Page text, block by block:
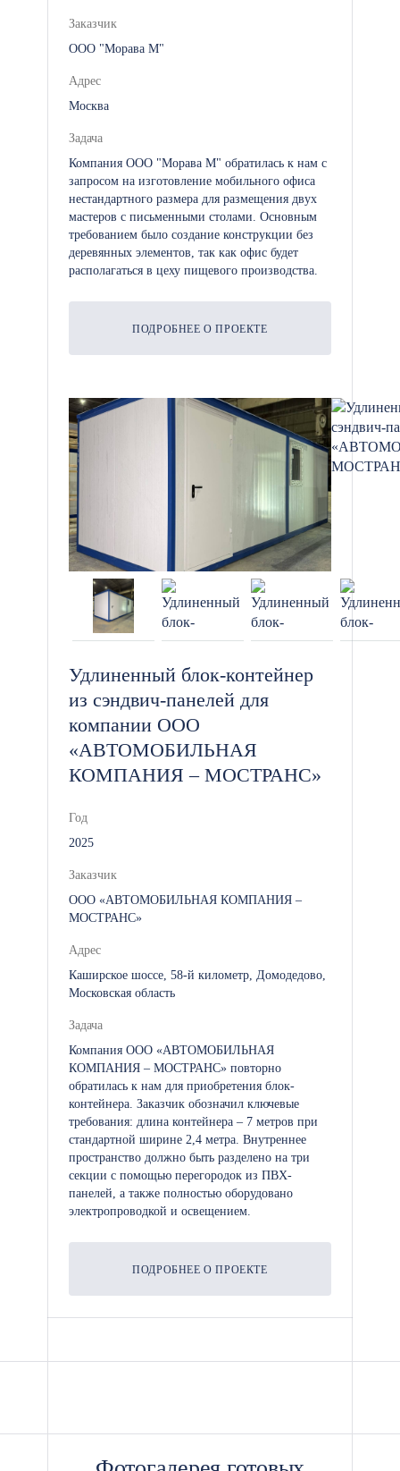
Заказчик
ООО "Морава М"
Адрес
Москва
Задача
Компания ООО "Морава М" обратилась к нам с
запросом на изготовление мобильного офиса
нестандартного размера для размещения двух
мастеров с письменными столами. Основным
требованием было создание конструкции без
деревянных элементов, так как офис будет
располагаться в цеху пищевого производства.
ПОДРОБНЕЕ О ПРОЕКТЕ
Удлиненный блок-контейнер
из сэндвич-панелей для
компании ООО
«АВТОМОБИЛЬНАЯ
КОМПАНИЯ – МОСТРАНС»
Год
2025
Заказчик
ООО «АВТОМОБИЛЬНАЯ КОМПАНИЯ –
МОСТРАНС»
Адрес
Каширское шоссе, 58-й километр, Домодедово,
Московская область
Задача
Компания ООО «АВТОМОБИЛЬНАЯ
КОМПАНИЯ – МОСТРАНС» повторно
обратилась к нам для приобретения блок-
контейнера. Заказчик обозначил ключевые
требования: длина контейнера – 7 метров при
стандартной ширине 2,4 метра. Внутреннее
пространство должно быть разделено на три
секции с помощью перегородок из ПВХ-
панелей, а также полностью оборудовано
электропроводкой и освещением.
ПОДРОБНЕЕ О ПРОЕКТЕ